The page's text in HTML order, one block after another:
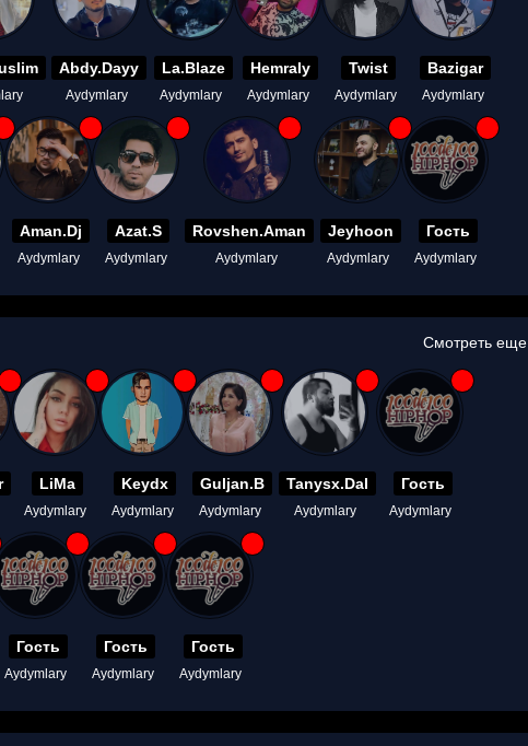
Abdy.Dayy
Aydymlary
La.Blaze
Aydymlary
Hemraly
Aydymlary
Twist
Aydymlary
Bazigar
Aydymlary
Aman.Dj
Aydymlary
Azat.S
Aydymlary
Rovshen.Aman
Aydymlary
Jeyhoon
Aydymlary
Гость
Aydymlary
Смотреть еще
LiMa
Aydymlary
Keydx
Aydymlary
Guljan.B
Aydymlary
Tanysx.Dal
Aydymlary
Гость
Aydymlary
Гость
Aydymlary
Гость
Aydymlary
Гость
Aydymlary